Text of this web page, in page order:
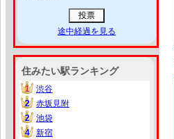
途中経過を見る
住みたい駅ランキング
1
1
渋谷
2
2
赤坂見附
2
2
池袋
4
4
新宿